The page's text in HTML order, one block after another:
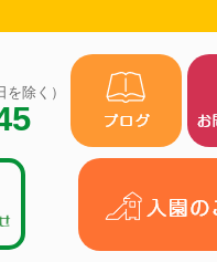
除く）